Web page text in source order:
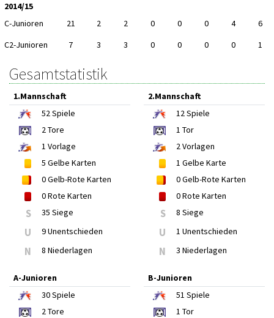
2014/15
C-Junioren
21 2 2 0 0 0 4
6
C2-Junioren
7 3 3 0 0 0 0 1
Gesamtstatistik
1.Mannschaft
52Spiele
2Tore
1 Vorlage
5 Gelbe Karten
0Gelb-Rote Karten
0Rote Karten
S 35 Siege
U 9 Unentschieden
N 8 Niederlagen
2.Mannschaft
12Spiele
1 Tor
2Vorlagen
1 Gelbe Karte
0Gelb-Rote Karten
0Rote Karten
S 8 Siege
U 1 Unentschieden
N 3 Niederlagen
A-Junioren
30Spiele
2Tore
B-Junioren
51 Spiele
1 Tor